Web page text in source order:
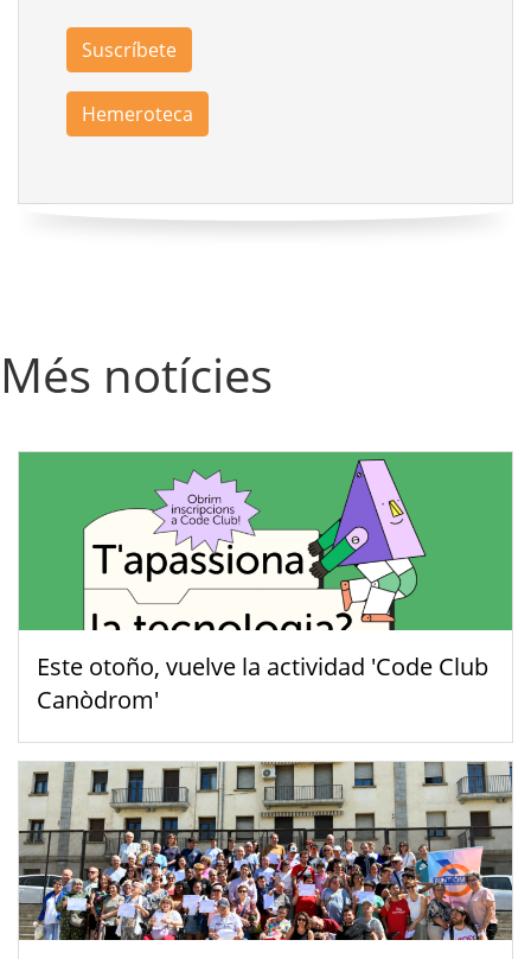
Suscríbete
Hemeroteca
Més notícies
Este otoño, vuelve la actividad 'Code Club
Canòdrom'